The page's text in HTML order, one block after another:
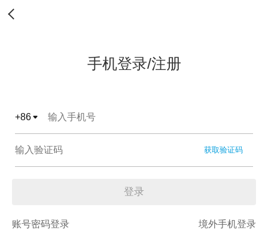
手机登录/注册
+86
获取验证码
登录
账号密码登录 境外手机登录